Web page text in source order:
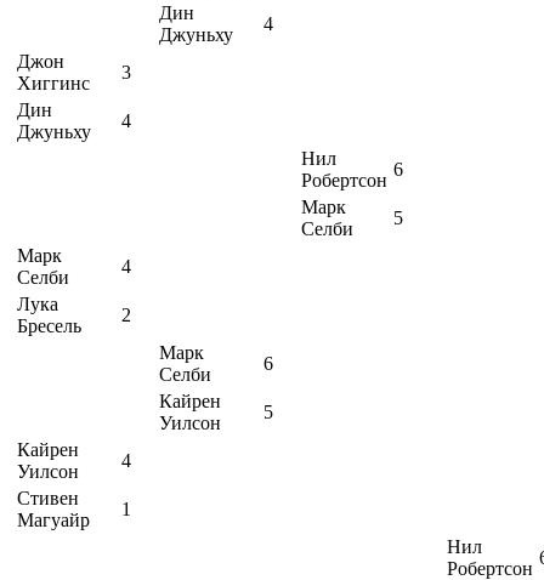
Дин
Джуньху
4
Джон
Хиггинс
3
Дин
Джуньху
4
Нил
Робертсон
6
Марк
Селби
5
Марк
Селби
4
Лука
Бресель
2
Марк
Селби
6
Кайрен
Уилсон
5
Кайрен
Уилсон
4
Стивен
Магуайр
1
Нил
Робертсон